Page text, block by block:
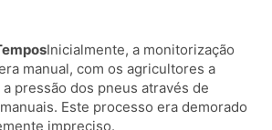
Inicialmente, a monitorização
manual, com os agricultores a
pressão dos pneus através de
Este processo era demorado
impreciso.